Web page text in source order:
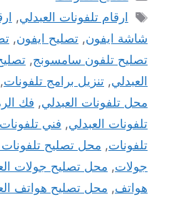
الوسوم
ارقام تلفونات العبدلي,
شاشة ايفون, تصليح ايفون,
تصليح تلفون سامسونج,
العبدلي, تنزيل برامج تلفونات,
محل تلفونات العبدلي, فك
تلفونات العبدلي, فني
تلفونات, محل تصليح تلفونات
جولات, محل تصليح جولات
هواتف, محل تصليح هواتف